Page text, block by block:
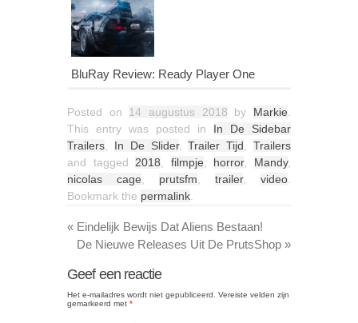
BluRay Review: Ready Player One
Posted on 14 augustus 2018 by Markie
This entry was posted in In De Sidebar
Trailers
In De Slider,Trailer Tijd ,Trailers
and tagged 2018 filmpje horror, Mandy,
nicolas cage
prutsfm trailer, video
Bookmark the permalink
« Eindelijk Bewijs Dat Aliens Bestaan!
De Nieuwe Releases Uit De PrutsShop »
Geef een reactie
Het e-mailadres wordt niet gepubliceerd.
Vereiste velden zijn
gemarkeerd met *